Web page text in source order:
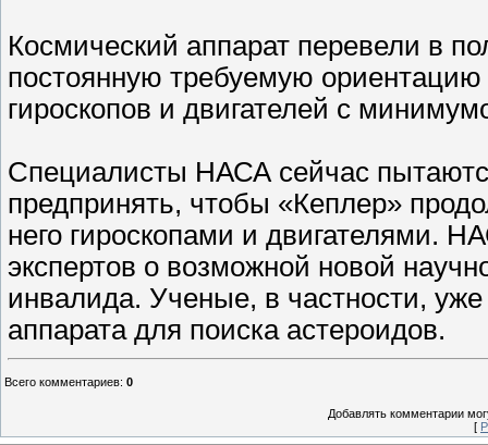
Космический аппарат перевели в
постоянную требуемую
гироскопов и двигателей с
Специалисты НАСА сейчас
предпринять, чтобы «Кеплер»
него гироскопами и двигателями.
экспертов о возможной новой
инвалида. Ученые, в частности,
аппарата для поиска астероидов.
Всего комментариев: 0
Добавлять комментарии
[